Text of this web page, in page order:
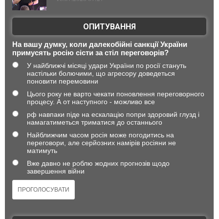
ОПИТУВАННЯ
На вашу думку, коли далекобійні санкції України
примусять росію сісти за стіл переговорів?
У найближчі місяці удари України по росії стануть
настільки болючими, що агресору доведеться
поновити перемовини
Цього року не варто чекати поновлення переговорного
процесу. А от наступного - можливо все
рф навпаки піде на ескалацію попри здоровий глузд і
намагатиметься триматися до останнього
Найближчим часом росія може погодитись на
переговори, але серйозних намірів росіяни не
матимуть
Вже давно не роблю жодних прогнозів щодо
завершення війни